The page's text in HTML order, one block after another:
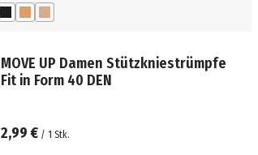
MOVE UP Damen Stützkniestrümpfe
Fit in Form 40 DEN
2,99 € / 1 Stk.